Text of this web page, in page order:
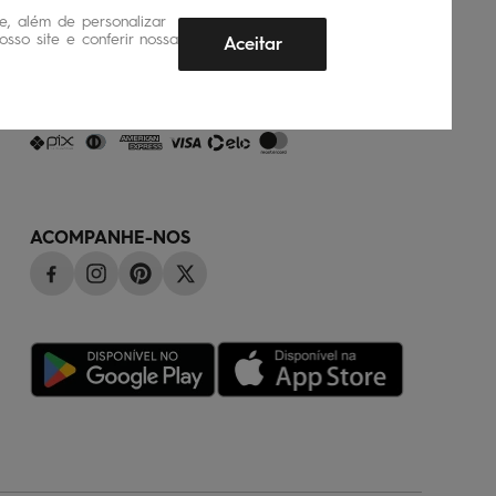
além de personalizar
site e conferir nossa
Aceitar
ACOMPANHE-NOS